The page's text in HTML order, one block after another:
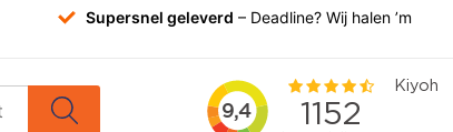
Supersnel geleverd – Deadline? Wij halen ’m